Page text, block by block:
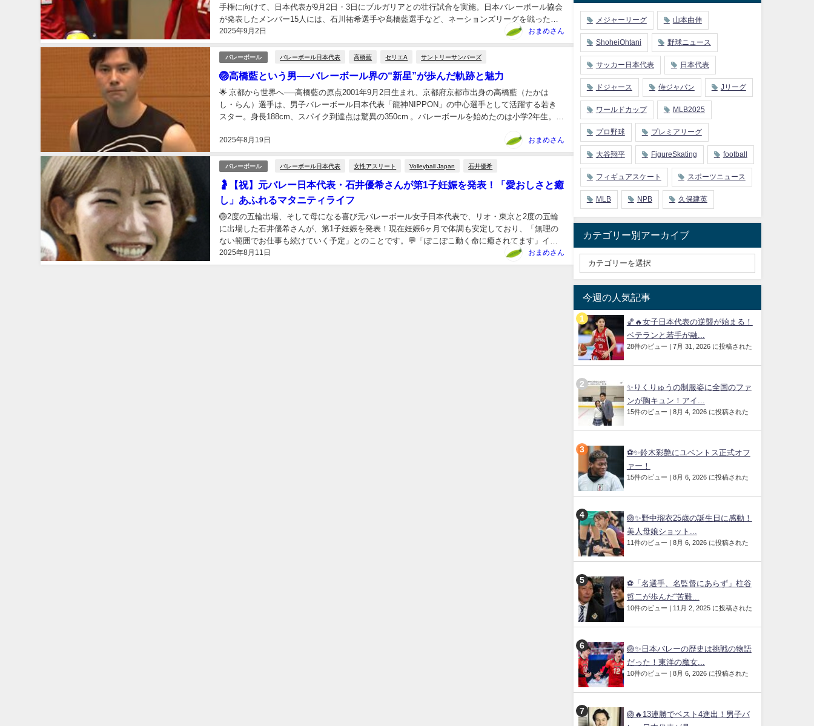
2025年9月2日
手権に向けて、日本代表が9月2日・3日にブルガリアとの壮行試合を実施。日本バレーボール協会
が発表したメンバー15人には、石川祐希選手や髙橋藍選手など、ネーションズリーグを戦った主
力が名を連ねました。🇧🇬因縁のブルガリア戦、リベンジ...
おまめさん
バレーボール バレーボール日本代表 高橋藍 セリエA サントリーサンバーズ
🏐高橋藍という男──バレーボール界の“新星”が歩んだ軌跡と魅力
2025年8月19日
🌟 京都から世界へ──高橋藍の原点2001年9月2日生まれ、京都府京都市出身の高橋藍（たかは
し・らん）選手は、男子バレーボール日本代表「龍神NIPPON」の中心選手として活躍する若き
スター。身長188cm、スパイク到達点は驚異の350cm 。バレーボールを始めたのは小学2年生。
おまめさん
バレーボール バレーボール日本代表 女性アスリート Volleyball Japan 石井優希
🤰【祝】元バレー日本代表・石井優希さんが第1子妊娠を発表！「愛おしさと癒
し」あふれるマタニティライフ
2025年8月11日
🏐2度の五輪出場、そして母になる喜び元バレーボール女子日本代表で、リオ・東京と2度の五輪
に出場した石井優希さんが、第1子妊娠を発表！現在妊娠6ヶ月で体調も安定しており、「無理の
ない範囲でお仕事も続けていく予定」とのことです。💬「ぽこぽこ動く命に癒されてます」イン
スタグラムでの報告では、「日々ぽこぽこと動く小さな命に、す...
おまめさん
メジャーリーグ 山本由伸
ShoheiOhtani 野球ニュース
サッカー日本代表 日本代表
ドジャース 侍ジャパン Jリーグ
ワールドカップ MLB2025
プロ野球 プレミアリーグ
大谷翔平 FigureSkating football
フィギュアスケート スポーツニュース
MLB NPB 久保建英
カテゴリー別アーカイブ
今週の人気記事
🏀🔥女子日本代表の逆襲が始まる！
ベテランと若手が融...
28件のビュー 7月 31, 2026 に投稿された
✨りくりゅうの制服姿に全国のファ
ンが胸キュン！アイ...
15件のビュー 8月 4, 2026 に投稿された
⚽✨鈴木彩艶にユベントス正式オフ
ァー！
15件のビュー 8月 6, 2026 に投稿された
🏐✨野中瑠衣25歳の誕生日に感動！
美人母娘ショット...
11件のビュー 8月 6, 2026 に投稿された
⚽「名選手、名監督にあらず」柱谷
哲二が歩んだ“苦難...
10件のビュー 11月 2, 2025 に投稿された
🏐✨日本バレーの歴史は挑戦の物語
だった！東洋の魔女...
10件のビュー 8月 6, 2026 に投稿された
🏐🔥13連勝でベスト4進出！男子バ